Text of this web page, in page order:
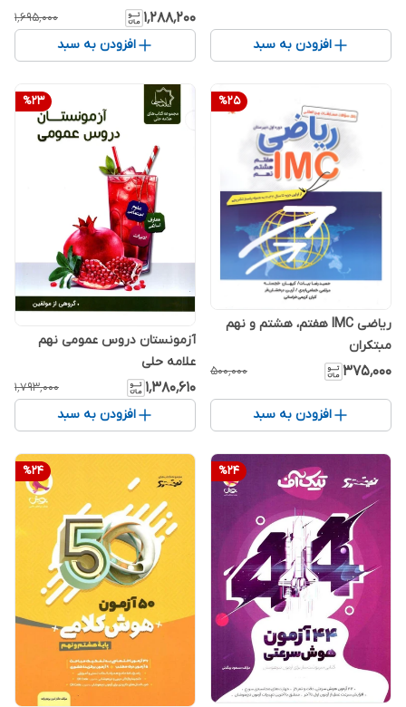
افزودن به سبد
۱٬۲۸۸٬۲۰۰ ۱٬۶۹۵٬۰۰۰
افزودن به سبد
%25
ریاضی IMC هفتم، هشتم و نهم
مبتکران
۳۷۵٬۰۰۰ ۵۰۰٬۰۰۰
افزودن به سبد
%23
آزمونستان دروس عمومی نهم
علامه حلی
۱٬۳۸۰٬۶۱۰ ۱٬۷۹۳٬۰۰۰
افزودن به سبد
%24
%24